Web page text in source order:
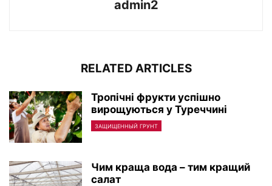
admin2
RELATED ARTICLES
Тропічні фрукти успішно
вирощуються у Туреччині
ЗАЩИЩЕННЫЙ ГРУНТ
Чим краща вода – тим кращий
салат